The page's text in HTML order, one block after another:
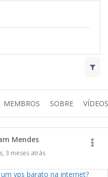
MEMBROS SOBRE VÍDEOS
Mendes
3 meses atrás